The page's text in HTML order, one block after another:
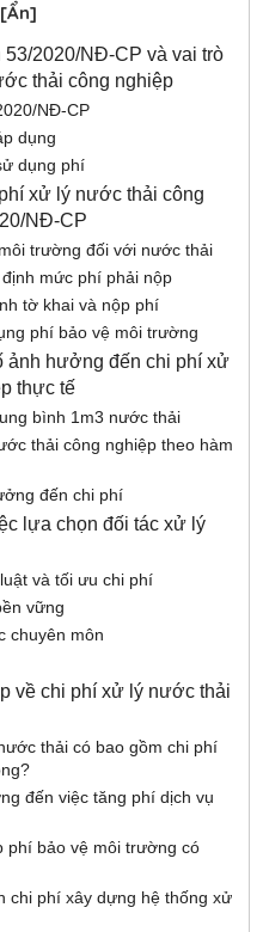
[Ẩn]
53/2020/NĐ-CP và vai trò
thải công nghiệp
NĐ-CP
dụng
dụng phí
xử lý nước thải công
NĐ-CP
trường đối với nước thải
mức phí phải nộp
tờ khai và nộp phí
phí bảo vệ môi trường
ảnh hưởng đến chi phí xử
thực tế
bình 1m3 nước thải
thải công nghiệp theo hàm
đến chi phí
lựa chọn đối tác xử lý
và tối ưu chi phí
vững
chuyên môn
về chi phí xử lý nước thải
thải có bao gồm chi phí
đến việc tăng phí dịch vụ
phí bảo vệ môi trường có
chi phí xây dựng hệ thống xử